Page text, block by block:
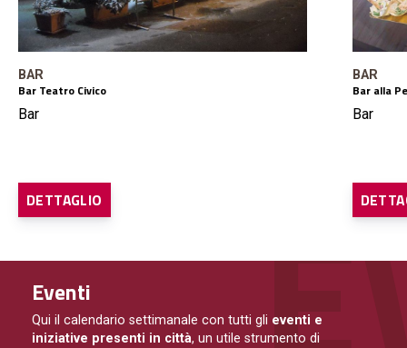
BAR
Bar Teatro Civico
Bar
DETTAGLIO
BAR
Bar alla
Bar
Eventi
Qui il calendario settimanale con tutti gli eventi e
iniziative presenti in città, un utile strumento di